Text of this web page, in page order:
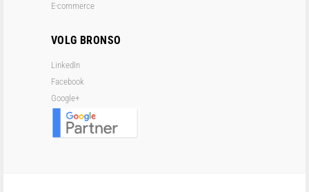
E-commerce
VOLG BRONSO
LinkedIn
Facebook
Google+